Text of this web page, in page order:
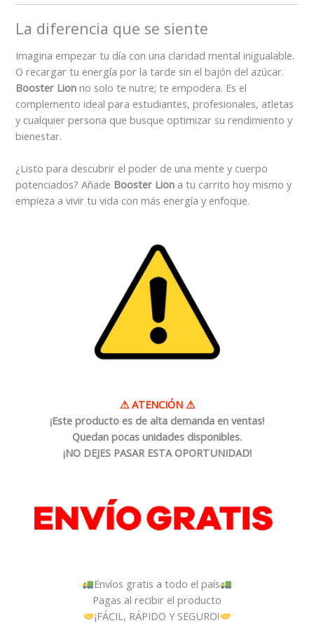
La diferencia que se siente
Imagina empezar tu día con una claridad mental inigualable.
O recargar tu energía por la tarde sin el bajón del azúcar.
Booster Lion no solo te nutre; te empodera. Es el
complemento ideal para estudiantes, profesionales, atletas
y cualquier persona que busque optimizar su rendimiento y
bienestar.
¿Listo para descubrir el poder de una mente y cuerpo
potenciados? Añade Booster Lion a tu carrito hoy mismo y
empieza a vivir tu vida con más energía y enfoque.
⚠ATENCIÓN ⚠
¡Este producto es de alta demanda en ventas!
Quedan pocas unidades disponibles.
¡NO DEJES PASAR ESTA OPORTUNIDAD!
Envíos gratis a todo el país
Pagas al recibir el producto
¡FÁCIL, RÁPIDO Y SEGURO!